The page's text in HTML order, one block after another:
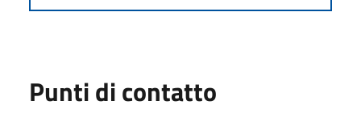
Punti di contatto